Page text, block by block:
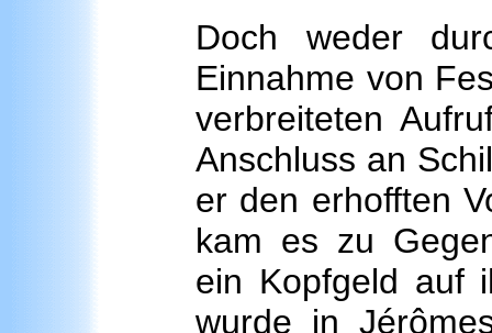
Doch weder
Einnahme von
verbreiteten
Anschluss an
er den erhofften
kam es zu
ein Kopfgeld auf
wurde in